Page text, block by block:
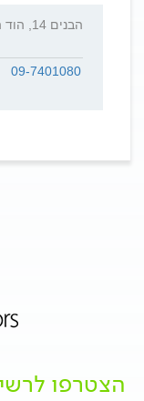
הבנים 14, הוד השרון
09-7401080
הצטרפו